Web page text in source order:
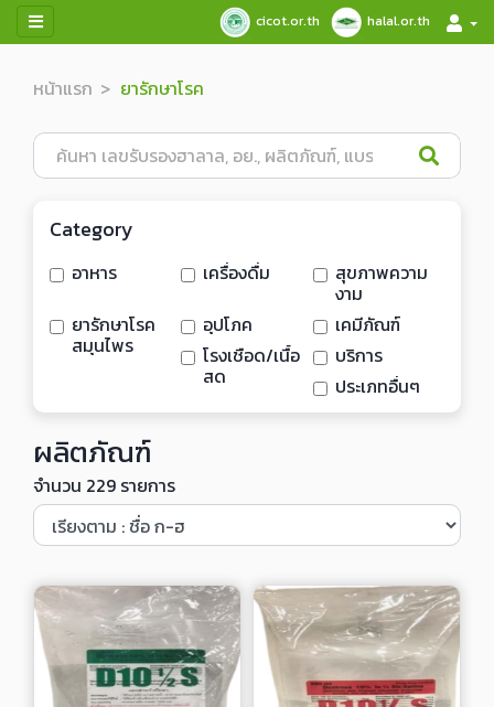
cicot.or.th halal.or.th
หน้าแรก ยารักษาโรค
Category
อาหาร เครื่องดื่ม สุขภาพความ
งาม
ยารักษาโรค
สมุนไพร
อุปโภค
เคมีภัณฑ์
โรงเชือด/เนื้อ
สด
บริการ
ประเภทอื่นๆ
ผลิตภัณฑ์
จำนวน 229 รายการ